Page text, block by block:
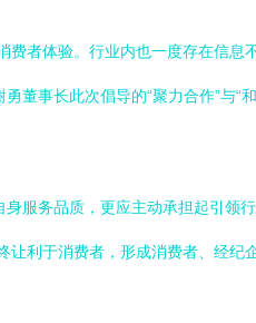
者体验。行业内也一度存在信息
董事长此次倡导的“聚力合作”与“
服务品质，更应主动承担起引领
利于消费者，形成消费者、经纪